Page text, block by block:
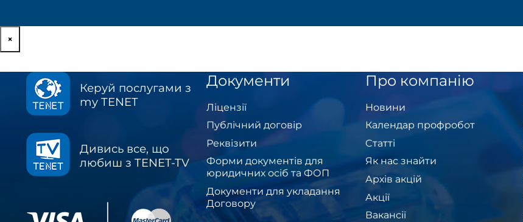
×
Керуй послугами з
my TENET
Дивись все, що
любиш з TENET-TV
Документи
Ліцензії
Публічний договір
Реквізити
Форми документів для
юридичних осіб та ФОП
Документи для укладання
Договору
Про компанію
Новини
Календар профробот
Cтатті
Як нас знайти
Архів акцій
Акції
Вакансії